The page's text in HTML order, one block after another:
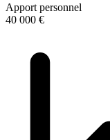
Apport personnel
40 000 €